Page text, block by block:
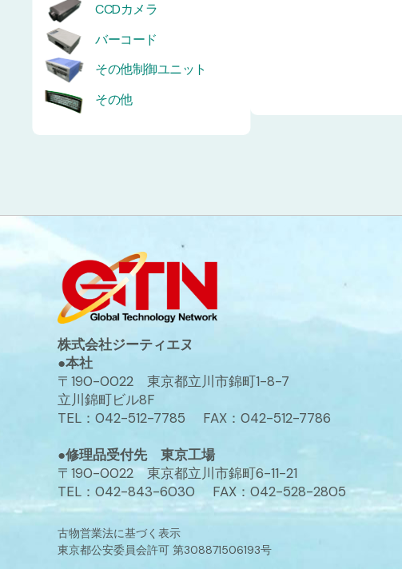
CCDカメラ
バーコード
その他制御ユニット
その他
株式会社ジーティエヌ
●本社
〒190-0022 東京都立川市錦町1-8-7
立川錦町ビル8F
TEL：042-512-7785 FAX：042-512-7786
●修理品受付先 東京工場
〒190-0022 東京都立川市錦町6-11-21
TEL：042-843-6030 FAX：042-528-2805
古物営業法に基づく表示
東京都公安委員会許可 第308871506193号